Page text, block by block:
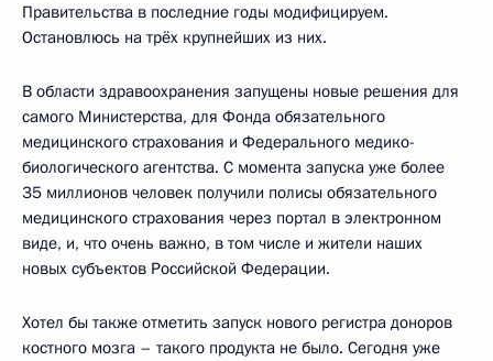
Правительства в последние годы модифицируем.
Остановлюсь на трёх крупнейших из них.
В области здравоохранения запущены новые решения для
самого Министерства, для Фонда обязательного
медицинского страхования и Федерального медико-
биологического агентства. С момента запуска уже более
35 миллионов человек получили полисы обязательного
медицинского страхования через портал в электронном
виде, и, что очень важно, в том числе и жители наших
новых субъектов Российской Федерации.
Хотел бы также отметить запуск нового регистра доноров
костного мозга – такого продукта не было. Сегодня уже